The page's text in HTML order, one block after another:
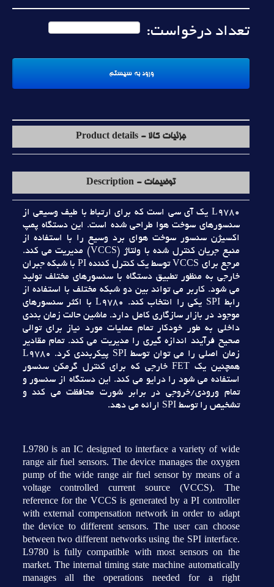
تعداد درخواست:
جزئیات کالا - Product details
توضیحات - Description
L9780 يک آي سي است که براي ارتباط با طيف وسيعي از
سنسورهاي سوخت هوا طراحي شده است. اين دستگاه پمپ
اکسيژن سنسور سوخت هواي برد وسيع را با استفاده از
منبع جريان کنترل شده با ولتاژ (VCCS) مديريت مي کند.
مرجع براي VCCS توسط يک کنترل کننده PI با شبکه جبران
خارجي به منظور تطبيق دستگاه با سنسورهاي مختلف توليد
مي شود. کاربر مي تواند بين دو شبکه مختلف با استفاده از
رابط SPI يکي را انتخاب کند. L9780 با اکثر سنسورهاي
موجود در بازار سازگاري کامل دارد. ماشين حالت زمان بندي
داخلي به طور خودکار تمام عمليات مورد نياز براي توالي
صحيح فرآيند اندازه گيري را مديريت مي کند. تمام مقادير
زمان اصلي را مي توان توسط SPI پيکربندي کرد. L9780
همچنين يک FET خارجي که براي کنترل گرمکن سنسور
استفاده مي شود را درايو مي کند. اين دستگاه از سنسور و
تمام ورودي/خروجي در برابر شورت محافظت مي کند و
تشخيص را توسط SPI ارائه مي دهد.
L9780 is an IC designed to interface a variety of wide
range air fuel sensors. The device manages the oxygen
pump of the wide range air fuel sensor by means of a
voltage controlled current source (VCCS). The
reference for the VCCS is generated by a PI controller
with external compensation network in order to adapt
the device to different sensors. The user can choose
between two different networks using the SPI interface.
L9780 is fully compatible with most sensors on the
market. The internal timing state machine automatically
manages all the operations needed for a right